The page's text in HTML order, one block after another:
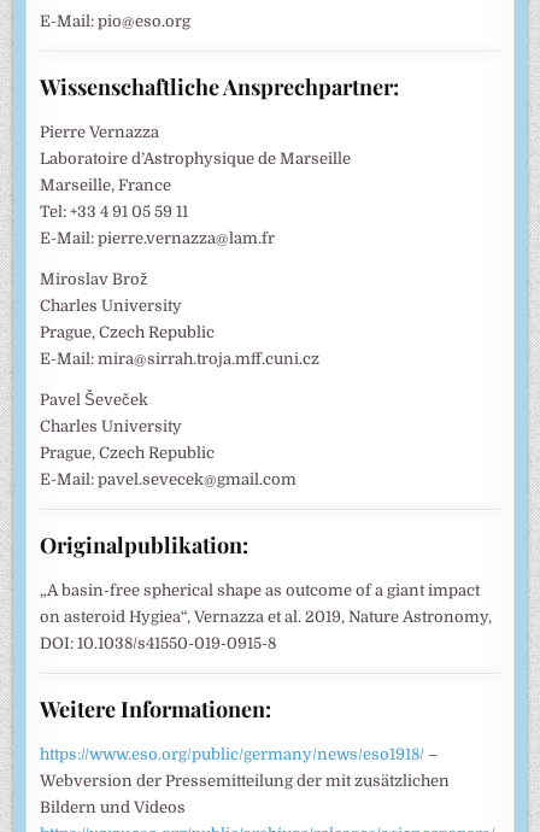
E-Mail: pio@eso.org
Wissenschaftliche Ansprechpartner:
Pierre Vernazza
Laboratoire d’Astrophysique de Marseille
Marseille, France
Tel: +33 4 91 05 59 11
E-Mail: pierre.vernazza@lam.fr
Miroslav Brož
Charles University
Prague, Czech Republic
E-Mail: mira@sirrah.troja.mff.cuni.cz
Pavel Ševeček
Charles University
Prague, Czech Republic
E-Mail: pavel.sevecek@gmail.com
Originalpublikation:
„A basin-free spherical shape as outcome of a giant impact
on asteroid Hygiea“, Vernazza et al. 2019, Nature Astronomy,
DOI: 10.1038/s41550-019-0915-8
Weitere Informationen:
https://www.eso.org/public/germany/news/eso1918/ –
Webversion der Pressemitteilung der mit zusätzlichen
Bildern und Videos